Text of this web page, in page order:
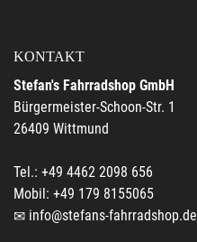
KONTAKT
Stefan's Fahrradshop GmbH
Bürgermeister-Schoon-Str. 1
26409 Wittmund
Tel.: +49 4462 2098 656
Mobil: +49 179 8155065
info@stefans-fahrradshop.de